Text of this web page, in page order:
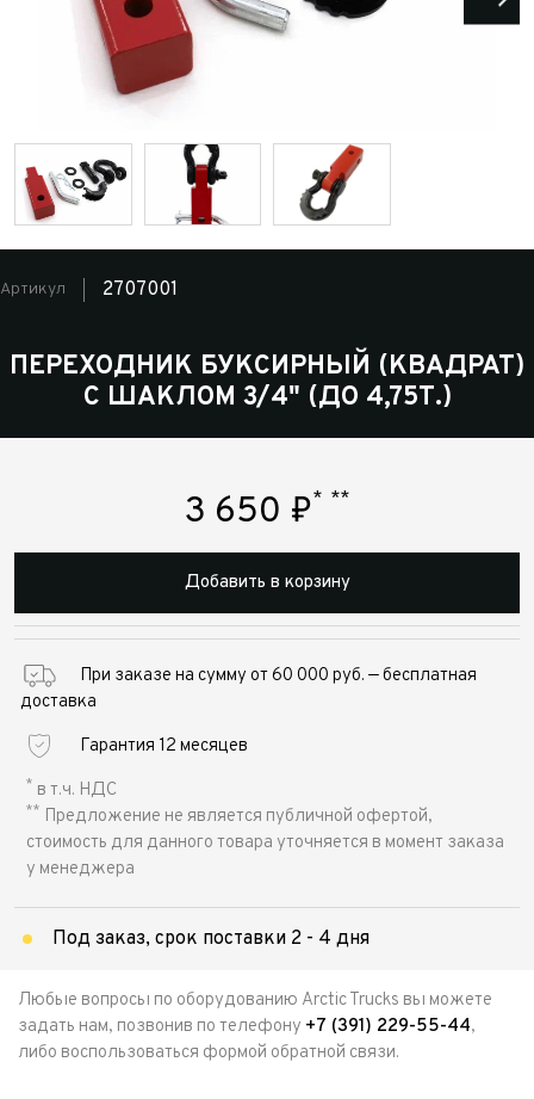
Артикул 2707001
ПЕРЕХОДНИК БУКСИРНЫЙ (КВАДРАТ)
С ШАКЛОМ 3/4" (ДО 4,75Т.)
3 650 ₽* **
Добавить в корзину
При заказе на сумму от 60 000 руб. — бесплатная
доставка
Гарантия 12 месяцев
* в т.ч. НДС
** Предложение не является публичной офертой,
стоимость для данного товара уточняется в момент заказа
у менеджера
Под заказ, срок поставки 2 - 4 дня
Любые вопросы по оборудованию Arctic Trucks вы можете
задать нам, позвонив по телефону +7 (391) 229-55-44,
либо воспользоваться формой обратной связи.